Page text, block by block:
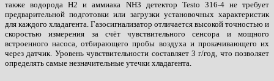
также водорода H2 и аммиака NH3 детектор Testo 316-4 не требует
предварительной подготовки или загрузки установочных характеристик
для каждого хладагента. Газосигнализатор отличается высокой точностью и
скоростью измерения за счёт чувствительного сенсора и мощного
встроенного насоса, отбирающего пробы воздуха и прокачивающего их
через датчик. Уровень чувствительности составляет 3 г/год, что позволяет
определять самые незначительные утечки хладагента.